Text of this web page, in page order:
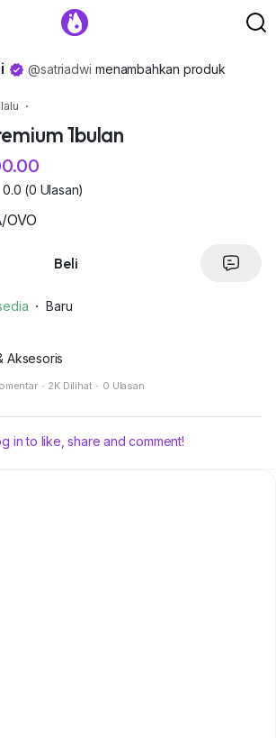
@satriadwi menambahkan produk
·
1bulan
0.0 (0 Ulasan)
Beli
· Baru
Aksesoris
· 2K Dilihat · 0 Ulasan
in to like, share and comment!